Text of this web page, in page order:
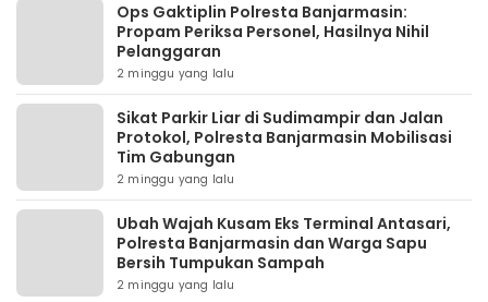
Ops Gaktiplin Polresta Banjarmasin:
Propam Periksa Personel, Hasilnya Nihil
Pelanggaran
2 minggu yang lalu
Sikat Parkir Liar di Sudimampir dan Jalan
Protokol, Polresta Banjarmasin Mobilisasi
Tim Gabungan
2 minggu yang lalu
Ubah Wajah Kusam Eks Terminal Antasari,
Polresta Banjarmasin dan Warga Sapu
Bersih Tumpukan Sampah
2 minggu yang lalu